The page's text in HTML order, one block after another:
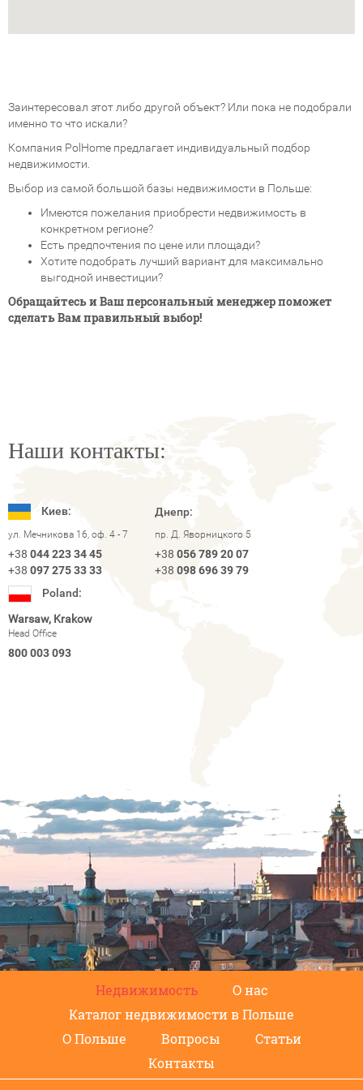
Заинтересовал этот либо другой объект? Или пока не подобрали
именно то что искали?
Компания PolHome предлагает индивидуальный подбор
недвижимости.
Выбор из самой большой базы недвижимости в Польше:
Имеются пожелания приобрести недвижимость в
конкретном регионе?
Есть предпочтения по цене или площади?
Хотите подобрать лучший вариант для максимально
выгодной инвестиции?
Обращайтесь и Ваш персональный менеджер поможет
сделать Вам правильный выбор!
Наши контакты:
Киев:
ул. Мечникова 16, оф. 4 - 7
+38 044 223 34 45
+38 097 275 33 33
Днепр:
пр. Д. Яворницкого 5
+38 056 789 20 07
+38 098 696 39 79
Poland:
Warsaw, Krakow
Head Office
800 003 093
Недвижимость
О нас
Каталог недвижимости в Польше
О Польше
Вопросы
Статьи
Контакты